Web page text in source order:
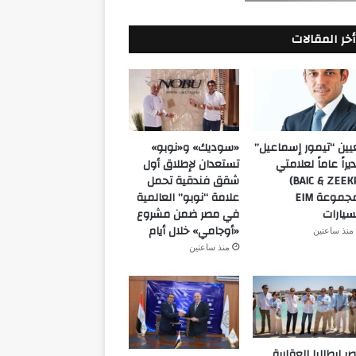
أخر المقالات
“تيمور إسماعيل”
عاماً لعلامتي
(BAIC & ZEEKR)
بمجموعة EIM
منذ ساعتين
«سوديك» و«نوبو»
تستعدان لإطلاق أول
شقق فندقية تحمل
علامة “نوبو” العالمية
في مصر ضمن مشروع
«أوجامي» خلال أيام
منذ ساعتين